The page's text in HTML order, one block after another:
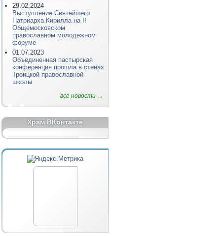
29.02.2024
Выступление Святейшего
Патриарха Кирилла на II
Общемосковском
православном молодежном
форуме
01.07.2023
Объединенная пастырская
конференция прошла в стенах
Троицкой православной
школы
все новости →
Храм ВКонтакте